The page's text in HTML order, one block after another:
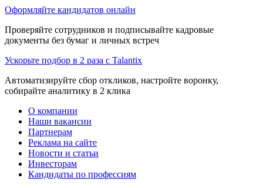
Оформляйте кандидатов онлайн
Проверяйте сотрудников и подписывайте кадровые
документы без бумаг и личных встреч
Ускорьте подбор в 2 раза с Talantix
Автоматизируйте сбор откликов, настройте воронку,
собирайте аналитику в 2 клика
О компании
Наши вакансии
Партнерам
Реклама на сайте
Новости и статьи
Инвесторам
Кандидаты по профессиям